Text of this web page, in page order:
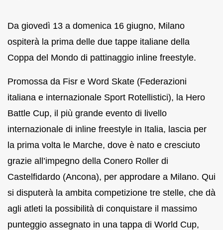
Da giovedì 13 a domenica 16 giugno, Milano
ospiterà la prima delle due tappe italiane della
Coppa del Mondo di pattinaggio inline freestyle.
Promossa da Fisr e Word Skate (Federazioni
italiana e internazionale Sport Rotellistici), la Hero
Battle Cup, il più grande evento di livello
internazionale di inline freestyle in Italia, lascia per
la prima volta le Marche, dove è nato e cresciuto
grazie all’impegno della Conero Roller di
Castelfidardo (Ancona), per approdare a Milano. Qui
si disputerà la ambita competizione tre stelle, che dà
agli atleti la possibilità di conquistare il massimo
punteggio assegnato in una tappa di World Cup,